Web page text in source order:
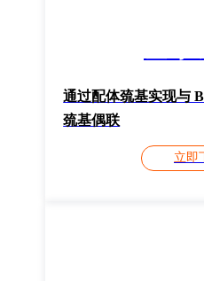
通过配体巯基实现与
巯基偶联
立即